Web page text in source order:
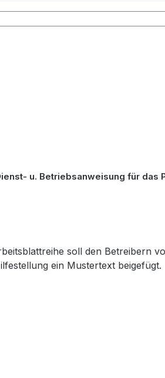
u. Betriebsanweisung für
soll den Betreibern
ein Mustertext beigefügt.